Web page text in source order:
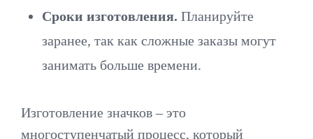
Сроки изготовления. Планируйте
заранее, так как сложные заказы могут
занимать больше времени.
Изготовление значков – это
многоступенчатый процесс, который